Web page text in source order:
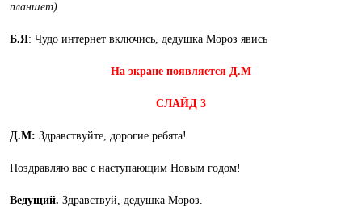
планшет)
Б.Я: Чудо интернет включись, дедушка Мороз явись
На экране появляется Д.М
СЛАЙД 3
Д.М: Здравствуйте, дорогие ребята!
Поздравляю вас с наступающим Новым годом!
Ведущий. Здравствуй, дедушка Мороз.